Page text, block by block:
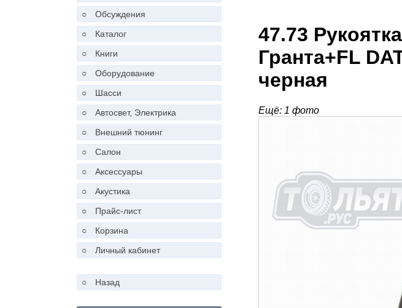
○
Обсуждения
○
Каталог
○
Книги
○
Оборудование
○
Шасси
○
Автосвет, Электрика
○
Внешний тюнинг
○
Салон
○
Аксессуары
○
Акустика
○
Прайс-лист
○
Корзина
○
Личный кабинет
○ Назад
47.73
Гранта+FL
черная
Ещё: 1 фото